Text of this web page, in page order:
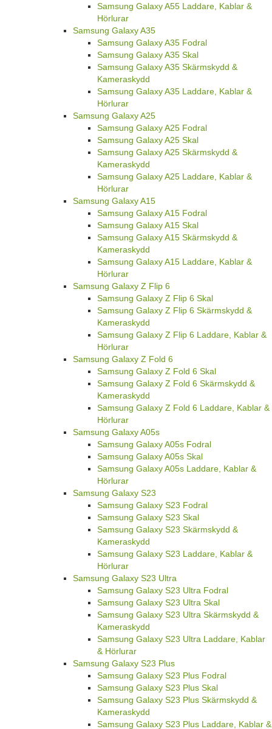
Samsung Galaxy A55 Laddare, Kablar &
Hörlurar
Samsung Galaxy A35
Samsung Galaxy A35 Fodral
Samsung Galaxy A35 Skal
Samsung Galaxy A35 Skärmskydd &
Kameraskydd
Samsung Galaxy A35 Laddare, Kablar &
Hörlurar
Samsung Galaxy A25
Samsung Galaxy A25 Fodral
Samsung Galaxy A25 Skal
Samsung Galaxy A25 Skärmskydd &
Kameraskydd
Samsung Galaxy A25 Laddare, Kablar &
Hörlurar
Samsung Galaxy A15
Samsung Galaxy A15 Fodral
Samsung Galaxy A15 Skal
Samsung Galaxy A15 Skärmskydd &
Kameraskydd
Samsung Galaxy A15 Laddare, Kablar &
Hörlurar
Samsung Galaxy Z Flip 6
Samsung Galaxy Z Flip 6 Skal
Samsung Galaxy Z Flip 6 Skärmskydd &
Kameraskydd
Samsung Galaxy Z Flip 6 Laddare, Kablar &
Hörlurar
Samsung Galaxy Z Fold 6
Samsung Galaxy Z Fold 6 Skal
Samsung Galaxy Z Fold 6 Skärmskydd &
Kameraskydd
Samsung Galaxy Z Fold 6 Laddare, Kablar &
Hörlurar
Samsung Galaxy A05s
Samsung Galaxy A05s Fodral
Samsung Galaxy A05s Skal
Samsung Galaxy A05s Laddare, Kablar &
Hörlurar
Samsung Galaxy S23
Samsung Galaxy S23 Fodral
Samsung Galaxy S23 Skal
Samsung Galaxy S23 Skärmskydd &
Kameraskydd
Samsung Galaxy S23 Laddare, Kablar &
Hörlurar
Samsung Galaxy S23 Ultra
Samsung Galaxy S23 Ultra Fodral
Samsung Galaxy S23 Ultra Skal
Samsung Galaxy S23 Ultra Skärmskydd &
Kameraskydd
Samsung Galaxy S23 Ultra Laddare, Kablar
& Hörlurar
Samsung Galaxy S23 Plus
Samsung Galaxy S23 Plus Fodral
Samsung Galaxy S23 Plus Skal
Samsung Galaxy S23 Plus Skärmskydd &
Kameraskydd
Samsung Galaxy S23 Plus Laddare, Kablar &